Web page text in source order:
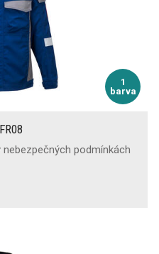
1
barva
podmínkách